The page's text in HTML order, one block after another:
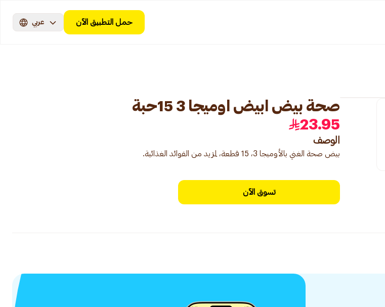
حمل التطبيق الآن عربي
صحة بيض ابيض اوميجا 3 15حبة
23.95
الوصف
بيض صحة الغني بالأوميجا 3، 15 قطعة، لمزيد من الفوائد الغذائية.
تسوق الآن